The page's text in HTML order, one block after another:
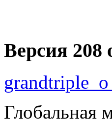
Версия 208
Глобальная